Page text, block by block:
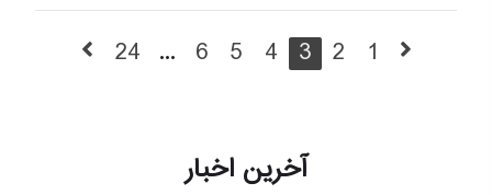
1
2
3
4
5
6
...
24
آخرین اخبار